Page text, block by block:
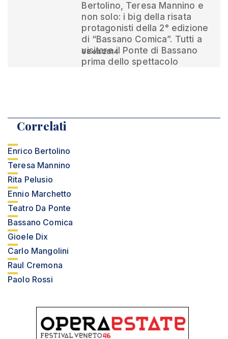
Bertolino, Teresa Mannino e
non solo: i big della risata
protagonisti della 2° edizione
di “Bassano Comica”. Tutti a
visitare il Ponte di Bassano
prima dello spettacolo
08 ott 2014
Correlati
Enrico Bertolino
Teresa Mannino
Rita Pelusio
Ennio Marchetto
Teatro Da Ponte
Bassano Comica
Gioele Dix
Carlo Mangolini
Raul Cremona
Paolo Rossi